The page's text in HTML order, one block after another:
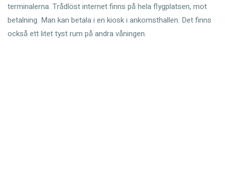
terminalerna. Trådlöst internet finns på hela flygplatsen, mot
betalning. Man kan betala i en kiosk i ankomsthallen. Det finns
också ett litet tyst rum på andra våningen.